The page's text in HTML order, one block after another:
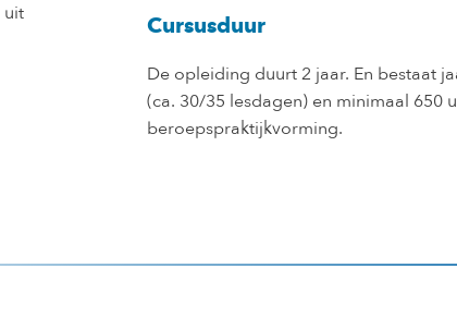
uit
Cursusduur
De opleiding duurt 2 jaar. En bestaat
(ca. 30/35 lesdagen) en minimaal 650
beroepspraktijkvorming.